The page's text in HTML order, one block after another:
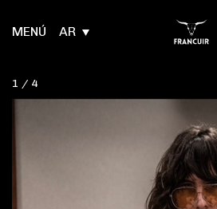
MENÚ AR
1 / 4